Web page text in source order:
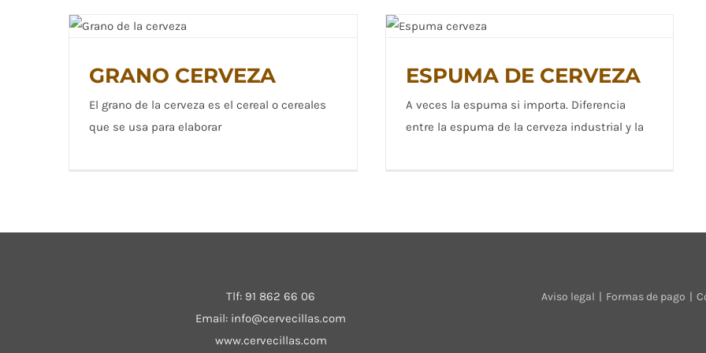
GRANO CERVEZA
GRANO CERVEZA
El grano de la cerveza es el cereal o cereales
que se usa para elaborar
ESPUMA DE CERVEZA
ESPUMA DE CERVEZA
A veces la espuma si importa. Diferencia
entre la espuma de la cerveza industrial y la
Tlf: 91 862 66 06
Email: info@cervecillas.com
www.cervecillas.com
Aviso legal Formas de pago